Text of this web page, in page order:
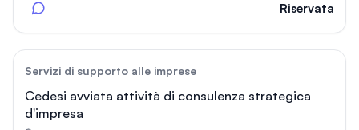
Riservata
Servizi di supporto alle imprese
Cedesi avviata attività di consulenza strategica
d'impresa